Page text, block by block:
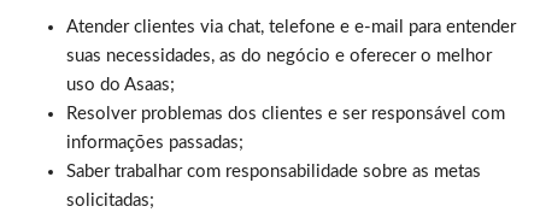
Atender clientes via chat, telefone e e-mail para entender
suas necessidades, as do negócio e oferecer o melhor
uso do Asaas;
Resolver problemas dos clientes e ser responsável com
informações passadas;
Saber trabalhar com responsabilidade sobre as metas
solicitadas;